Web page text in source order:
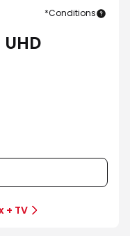
*Conditions
UHD
+ TV